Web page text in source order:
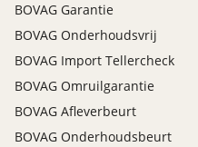
BOVAG Garantie
BOVAG Onderhoudsvrij
BOVAG Import Tellercheck
BOVAG Omruilgarantie
BOVAG Afleverbeurt
BOVAG Onderhoudsbeurt